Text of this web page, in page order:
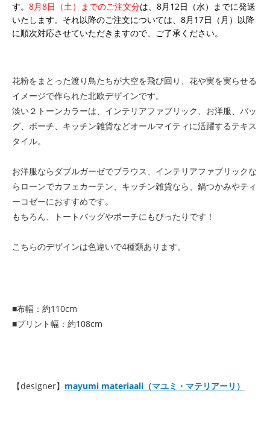
す。 8月8日（土）までのご注文分は、8月12日（水）までに発送
いたします。それ以降のご注文については、8月17日（月）以降
に順次対応させていただきますので、ご了承ください。
花粉をまとった渡り鳥たちが大空を飛び回り、花や実を実らせる
イメージで作られた北欧デザインです。
淡い２トーンカラーは、インテリアファブリック、お洋服、バッ
グ、ポーチ、キッチン雑貨などオールマイティに活躍するテキス
タイル。
お洋服ならダブルガーゼでブラウス、インテリアファブリックな
らローンでカフェカーテン、キッチン雑貨なら、鍋つかみやティ
ーコゼーにおすすめです。
もちろん、トートバッグやポーチにもぴったりです！
こちらのデザインは色違いで4種類あります。
■布幅：約110cm
■プリント幅：約108cm
【designer】 mayumi materiaali（マユミ・マテリアーリ）